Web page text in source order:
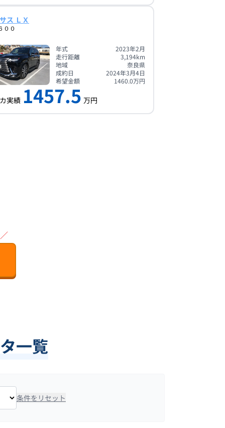
ス ＬＸ
００
年式
2023年2月
走行距離
3,194km
地域
奈良県
成約日
2024年3月4日
希望金額
1460.0万円
実績 1457.5 万円
／
一覧
条件をリセット